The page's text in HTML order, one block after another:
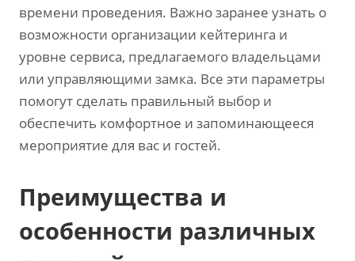
времени проведения. Важно заранее узнать о
возможности организации кейтеринга и
уровне сервиса‚ предлагаемого владельцами
или управляющими замка. Все эти параметры
помогут сделать правильный выбор и
обеспечить комфортное и запоминающееся
мероприятие для вас и гостей.
Преимущества и
особенности различных